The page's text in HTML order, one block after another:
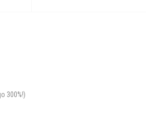
300%!)